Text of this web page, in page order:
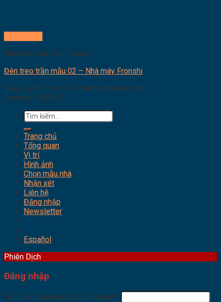
Nhà Máy Đèn Trần Fronshi
Đèn treo trần mẫu 02 – Nhà máy Fronshi
Bản Quyền Thuộc Về Viettrunginvest.com
Copyright 2026 ©
Tìm
kiếm:
Trang chủ
Tổng quan
Vị trí
Hình ảnh
Chọn mẫu nhà
Nhận xét
Liên hệ
Đăng nhập
Newsletter
Español
Phiên Dịch
Đăng nhập
Tên tài khoản hoặc địa chỉ email *